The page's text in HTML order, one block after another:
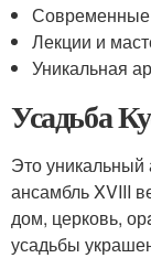
Современные
Лекции и
Уникальная
Усадьба
Это уникальный
ансамбль XVIII
дом, церковь,
усадьбы